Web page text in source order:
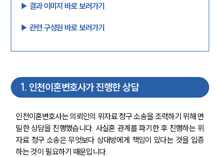
▶︎ 결과 이미지 바로 보러가기
▶︎ 관련 구성원 바로 보러가기
1. 인천이혼변호사가 진행한 상담
인천이혼변호사는 의뢰인의 위자료 청구 소송을 조력하기 위해 면
밀한 상담을 진행했습니다. 사실혼 관계를 파기한 후 진행하는 위
자료 청구 소송은 무엇보다 상대방에게 책임이 있다는 것을 입증
하는 것이 필요하기 때문입니다.